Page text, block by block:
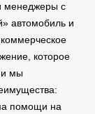
менеджеры с
автомобиль и
которое
и мы
помощи на